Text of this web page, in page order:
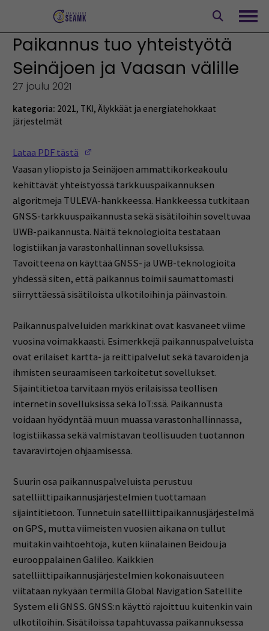
Paikannus tuo yhteistyötä
Seinäjoen ja Vaasan välille
27 joulu 2021
kategoria: 2021, TKI, Älykkäät ja energiatehokkaat
järjestelmät
Lataa PDF tästä
Vaasan yliopisto ja Seinäjoen ammattikorkeakoulu
kehittävät yhteistyössä tarkkuuspaikannuksen
algoritmeja TULEVA-hankkeessa. Hankkeessa tutkitaan
GNSS-tarkkuuspaikannusta sekä sisätiloihin soveltuvaa
UWB-paikannusta. Näitä teknologioita testataan
logistiikan ja varastonhallinnan sovelluksissa.
Tavoitteena on käyttää GNSS- ja UWB-teknologioita
yhdessä siten, että paikannus toimii saumattomasti
siirryttäessä sisätiloista ulkotiloihin ja päinvastoin.
Paikannuspalveluiden markkinat ovat kasvaneet viime
vuosina voimakkaasti. Esimerkkejä paikannuspalveluista
ovat erilaiset kartta- ja reittipalvelut sekä tavaroiden ja
ihmisten seuraamiseen tarkoitetut sovellukset.
Sijaintitietoa tarvitaan myös erilaisissa teollisen
internetin sovelluksissa sekä IoT:ssä. Paikannusta
voidaan hyödyntää muun muassa varastonhallinnassa,
logistiikassa sekä valmistavan teollisuuden tuotannon
tavaravirtojen ohjaamisessa.
Suurin osa paikannuspalveluista perustuu
satelliittipaikannusjärjestelmien tuottamaan
sijaintitietoon. Tunnetuin satelliittipaikannusjärjestelmä
on GPS, mutta viimeisten vuosien aikana on tullut
muitakin vaihtoehtoja, kuten kiinalainen Beidou ja
eurooppalainen Galileo. Kaikkien
satelliittipaikannusjärjestelmien kokonaisuuteen
viitataan nykyään termillä Global Navigation Satellite
System eli GNSS. GNSS:n käyttö rajoittuu kuitenkin vain
ulkotiloihin. Sisätiloissa tapahtuvassa paikannuksessa